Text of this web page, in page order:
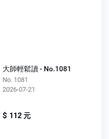
大師輕鬆讀 - No.1081
No. 1081
2026-07-21
$ 112 元